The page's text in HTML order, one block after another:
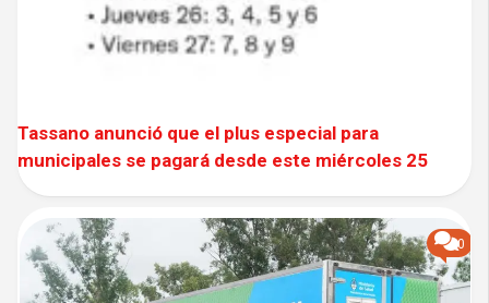
Tassano anunció que el plus especial para
municipales se pagará desde este miércoles 25
0